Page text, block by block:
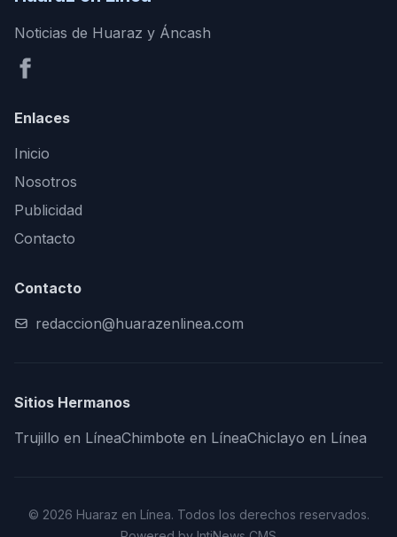
Noticias de Huaraz y Áncash
Enlaces
Inicio
Nosotros
Publicidad
Contacto
Contacto
redaccion@huarazenlinea.com
Sitios Hermanos
Trujillo en LíneaChimbote en LíneaChiclayo en Línea
© 2026 Huaraz en Línea. Todos los derechos reservados.